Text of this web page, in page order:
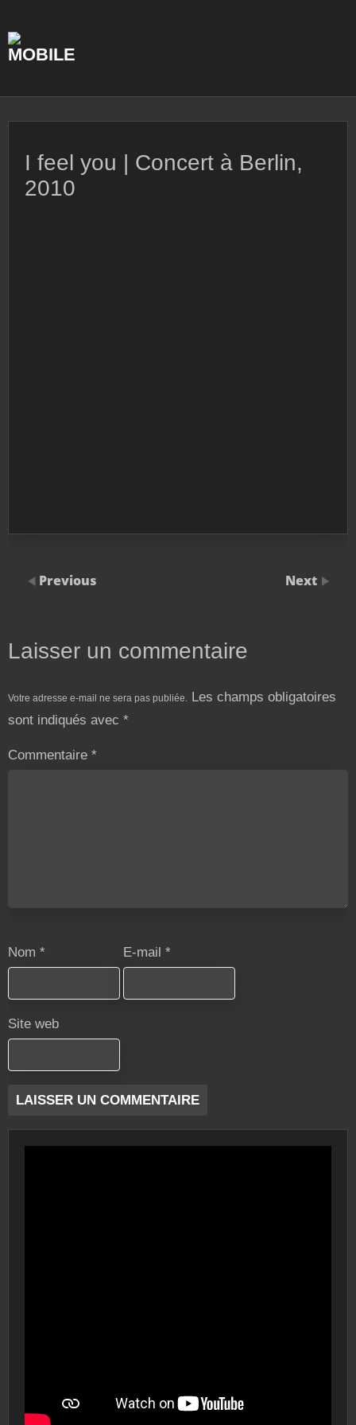
content
I feel you | Concert à Berlin,
2010
Previous Next
Laisser un commentaire
Votre adresse e-mail ne sera pas publiée. Les champs obligatoires
sont indiqués avec *
Commentaire *
Nom * E-mail *
Site web